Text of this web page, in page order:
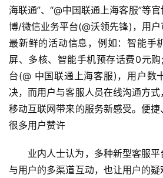
海联通”、“@中国联通上海客服”等
博/微信业务平台(@沃领先锋)，用
最新鲜的活动信息，例如：智能手
屏、多核、智能手机预存话费0元
台(@ 中国联通上海客服)，用户数
决，而用户与客服人员在线沟通方
移动互联网带来的服务新感受。便捷
很多用户赞许
业内人士认为，多种新型客服
与用户的多渠道互动，也让用户的